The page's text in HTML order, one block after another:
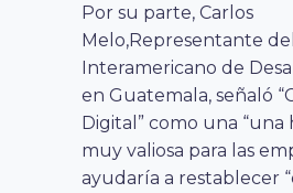
Por su parte, Carlos
Melo,Representante
Interamericano de
en Guatemala, señaló
Digital” como una
muy valiosa para las
ayudaría a restablecer